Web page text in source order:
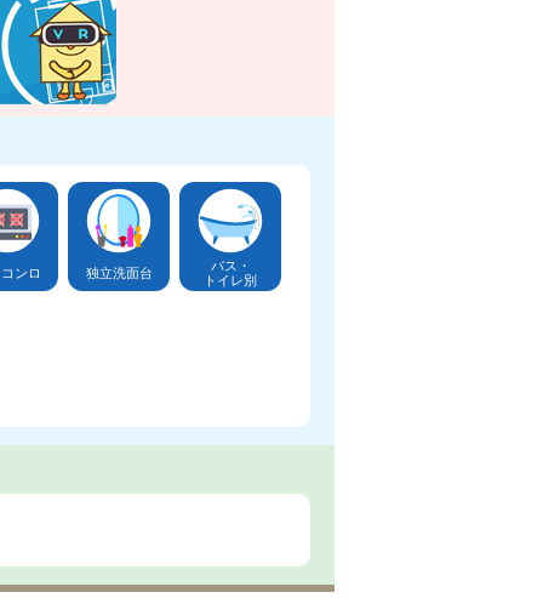
ンロ 独立洗面台
バス・
トイレ別